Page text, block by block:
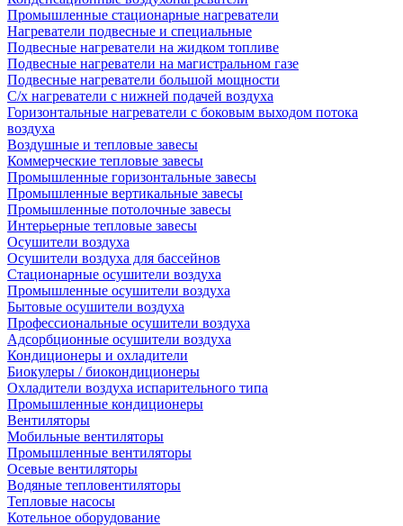
Промышленные стационарные нагреватели
Нагреватели подвесные и специальные
Подвесные нагреватели на жидком топливе
Подвесные нагреватели на магистральном газе
Подвесные нагреватели большой мощности
С/х нагреватели с нижней подачей воздуха
Горизонтальные нагреватели с боковым выходом потока
воздуха
Воздушные и тепловые завесы
Коммерческие тепловые завесы
Промышленные горизонтальные завесы
Промышленные вертикальные завесы
Промышленные потолочные завесы
Интерьерные тепловые завесы
Осушители воздуха
Осушители воздуха для бассейнов
Стационарные осушители воздуха
Промышленные осушители воздуха
Бытовые осушители воздуха
Профессиональные осушители воздуха
Адсорбционные осушители воздуха
Кондиционеры и охладители
Биокулеры / биокондиционеры
Охладители воздуха испарительного типа
Промышленные кондиционеры
Вентиляторы
Мобильные вентиляторы
Промышленные вентиляторы
Осевые вентиляторы
Водяные тепловентиляторы
Тепловые насосы
Котельное оборудование